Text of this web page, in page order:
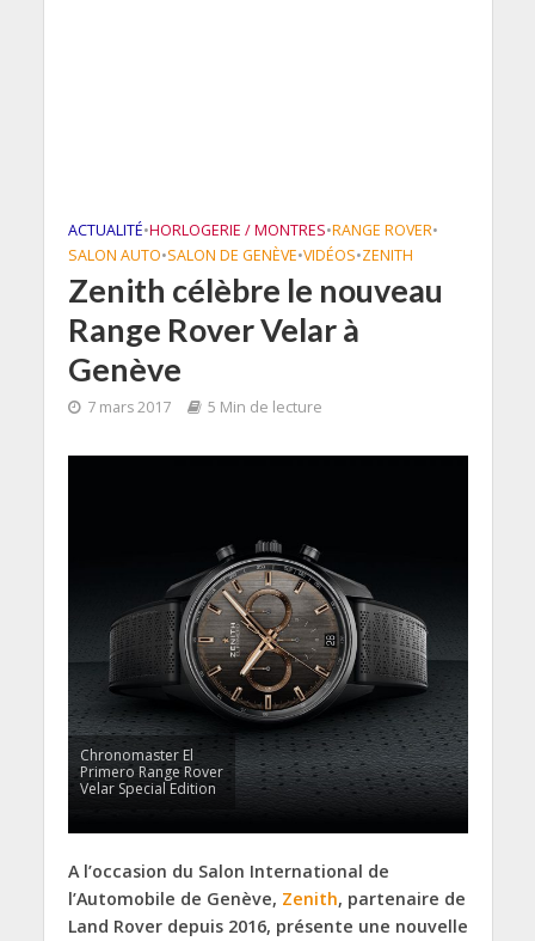
ACTUALITÉ•HORLOGERIE / MONTRES•RANGE ROVER•
SALON AUTO•SALON DE GENÈVE•VIDÉOS•ZENITH
Zenith célèbre le nouveau
Range Rover Velar à
Genève
7 mars 2017 5 Min de lecture
Chronomaster El
Primero Range Rover
Velar Special Edition
A l’occasion du Salon International de
l’Automobile de Genève, Zenith, partenaire de
Land Rover depuis 2016, présente une nouvelle